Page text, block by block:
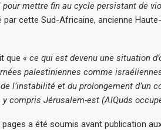
mettre fin au cycle persistant de
par cette Sud-Africaine, ancienne
que « ce qui est devenu une situation
palestiniennes comme
l’instabilité et du prolongement d’un
compris Jérusalem-est (AlQuds
a été soumis avant publication